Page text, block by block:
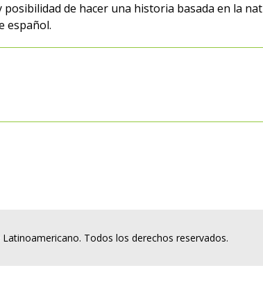
de hacer una historia basada en la
español.
Todos los derechos reservados.